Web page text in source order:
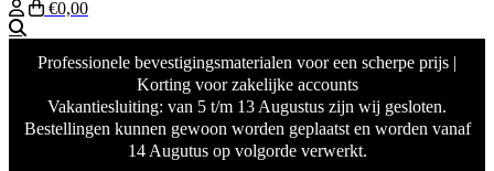
€0,00
Professionele bevestigingsmaterialen voor een scherpe prijs |
Korting voor zakelijke accounts
Vakantiesluiting: van 5 t/m 13 Augustus zijn wij gesloten.
Bestellingen kunnen gewoon worden geplaatst en worden vanaf
14 Augutus op volgorde verwerkt.